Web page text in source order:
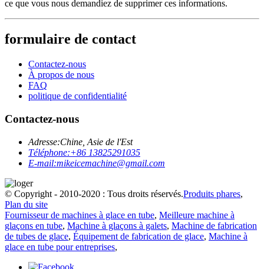
ce que vous nous demandiez de supprimer ces informations.
formulaire de contact
Contactez-nous
À propos de nous
FAQ
politique de confidentialité
Contactez-nous
Adresse:Chine, Asie de l'Est
Téléphone:+86 13825291035
E-mail:mikeicemachine@gmail.com
© Copyright - 2010-2020 : Tous droits réservés.Produits phares,
Plan du site
Fournisseur de machines à glace en tube, Meilleure machine à
glaçons en tube, Machine à glaçons à galets, Machine de fabrication
de tubes de glace, Équipement de fabrication de glace, Machine à
glace en tube pour entreprises,